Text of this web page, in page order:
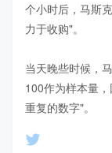
个小时后，马斯
力于收购"。
当天晚些时候，
100作为样本量
重复的数字"。